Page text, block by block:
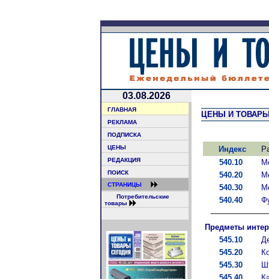
03.08.2026
ГЛАВНАЯ
РЕКЛАМА
ПОДПИСКА
ЦЕНЫ
РЕДАКЦИЯ
ПОИСК
СТРАНИЦЫ
Потребительские
товары
ЦЕНЫ И
Индекс
540.10
540.20
540.30
540.40
Предметы
545.10
545.20
545.30